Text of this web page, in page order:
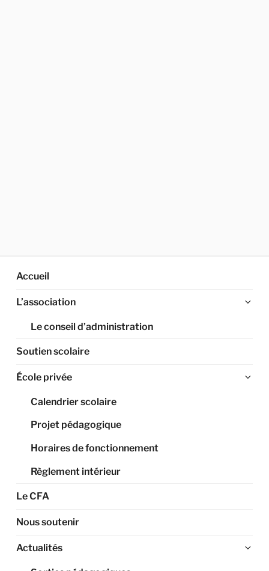
Accueil
L’association
Le conseil d’administration
Soutien scolaire
École privée
Calendrier scolaire
Projet pédagogique
Horaires de fonctionnement
Règlement intérieur
Le CFA
Nous soutenir
Actualités